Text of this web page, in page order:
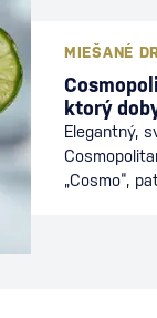
MIEŠANÉ
ktorý
Elegantný,
„Cosmo“,